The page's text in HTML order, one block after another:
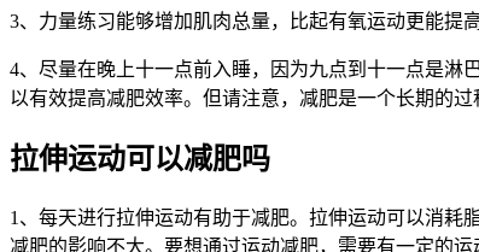
3、力量练习能够增加肌肉总量，比起有氧运动更能提
4、尽量在晚上十一点前入睡，因为九点到十一点是淋
以有效提高减肥效率。但请注意，减肥是一个长期的
拉伸运动可以减肥吗
1、每天进行拉伸运动有助于减肥。拉伸运动可以消
减肥的影响不大。要想通过运动减肥，需要有一定的